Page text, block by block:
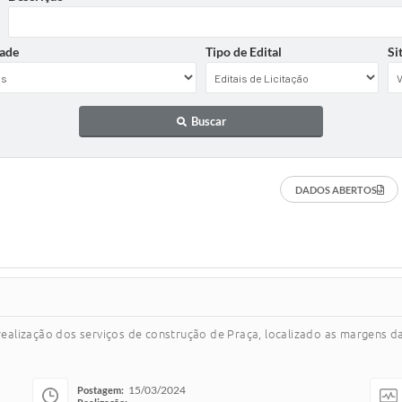
Tipo de Edital
Buscar
DADOS ABERTOS
dos serviços de construção de Praça, localizado as margens
Postagem: 15/03/2024